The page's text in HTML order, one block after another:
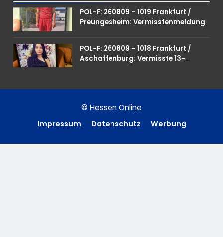
POL-F: 260809 – 1019 Frankfurt /
Preungesheim: Vermisstenmeldung
POL-F: 260809 – 1018 Frankfurt /
Aschaffenburg: Vermisste 13-
© Hessen Online
Impressum Datenschutz Werbung